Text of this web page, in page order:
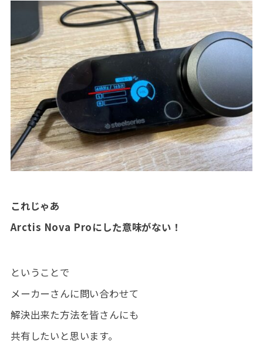
これじゃあ
Arctis Nova Proにした意味がない！
ということで
メーカーさんに問い合わせて
解決出来た方法を皆さんにも
共有したいと思います。